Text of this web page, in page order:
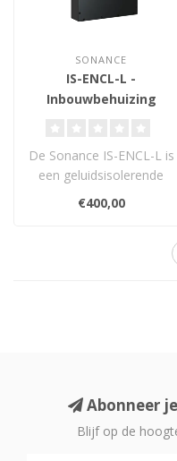
SONANCE
IS-ENCL-L -
Inbouwbehuizing
De Sonance IS-ENCL-L is
een geluidsisolerende
inbouwbehuizing voor de
IS10 Invis..
€400,00
Abonneer
Blijf op de